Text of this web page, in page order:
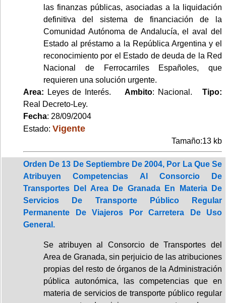
las finanzas públicas, asociadas a la liquidación
definitiva del sistema de financiación de la
Comunidad Autónoma de Andalucía, el aval del
Estado al préstamo a la República Argentina y el
reconocimiento por el Estado de deuda de la Red
Nacional de Ferrocarriles Españoles, que
requieren una solución urgente.
Area: Leyes de Interés.Ambito: Nacional.Tipo:
Real Decreto-Ley.
Fecha: 28/09/2004
Estado: Vigente
Tamaño:13 kb
Orden De 13 De Septiembre De 2004, Por La Que Se
Atribuyen Competencias Al Consorcio De
Transportes Del Area De Granada En Materia De
Servicios De Transporte Público Regular
Permanente De Viajeros Por Carretera De Uso
General.
Se atribuyen al Consorcio de Transportes del
Area de Granada, sin perjuicio de las atribuciones
propias del resto de órganos de la Administración
pública autonómica, las competencias que en
materia de servicios de transporte público regular